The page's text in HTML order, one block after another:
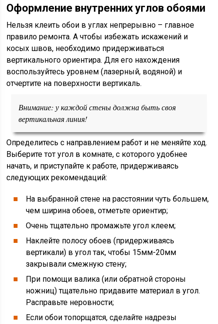
Оформление внутренних углов обоями
Нельзя клеить обои в углах непрерывно – главное
правило ремонта. А чтобы избежать искажений и
косых швов, необходимо придерживаться
вертикального ориентира. Для его нахождения
воспользуйтесь уровнем (лазерный, водяной) и
отчертите на поверхности вертикаль.
Внимание: у каждой стены должна быть своя
вертикальная линия!
Определитесь с направлением работ и не меняйте ход.
Выберите тот угол в комнате, с которого удобнее
начать, и приступайте к работе, придерживаясь
следующих рекомендаций:
На выбранной стене на расстоянии чуть большем,
чем ширина обоев, отметьте ориентир;
Очень тщательно промажьте угол клеем;
Наклейте полосу обоев (придерживаясь
вертикали) в угол так, чтобы 15мм-20мм
закрывали смежную стену;
При помощи валика (или обратной стороны
ножниц) тщательно придавите материал в угол.
Расправьте неровности;
Если обои топорщатся, сделайте надрезы